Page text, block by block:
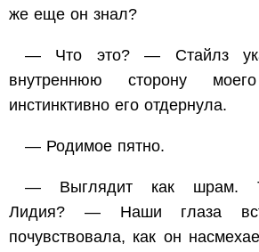
же еще он знал?
— Что это? — Стайлз
внутреннюю сторону
инстинктивно его отдернула.
— Родимое пятно.
— Выглядит как шрам.
Лидия? — Наши глаза
почувствовала, как он